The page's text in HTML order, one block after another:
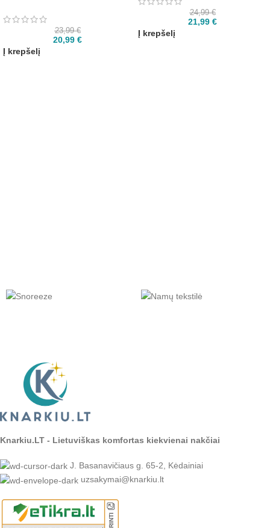
23,99€
20,99 €
Į krepšelį
24,99€
21,99 €
Į krepšelį
Knarkiu.LT - Lietuviškas komfortas kiekvienai nakčiai
J. Basanavičiaus g. 65-2, Kėdainiai
uzsakymai@knarkiu.lt